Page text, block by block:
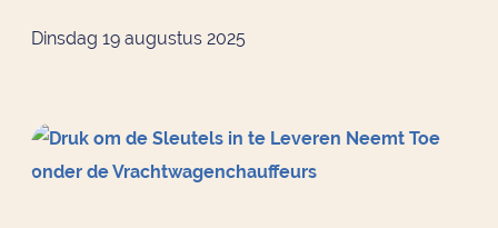
Dinsdag 19 augustus 2025